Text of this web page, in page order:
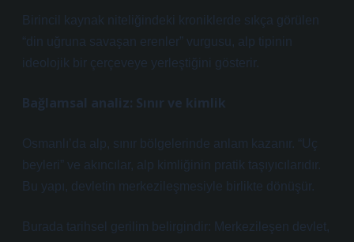
Birincil kaynak niteliğindeki kroniklerde sıkça görülen
“din uğruna savaşan erenler” vurgusu, alp tipinin
ideolojik bir çerçeveye yerleştiğini gösterir.
Bağlamsal analiz: Sınır ve kimlik
Osmanlı’da alp, sınır bölgelerinde anlam kazanır. “Uç
beyleri” ve akıncılar, alp kimliğinin pratik taşıyıcılarıdır.
Bu yapı, devletin merkezileşmesiyle birlikte dönüşür.
Burada tarihsel gerilim belirgindir: Merkezileşen devlet,